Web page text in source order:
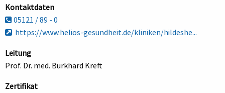
Kontaktdaten
05121 / 89 - 0
https://www.helios-gesundheit.de/kliniken/hildeshe...
Leitung
Prof. Dr. med. Burkhard Kreft
Zertifikat